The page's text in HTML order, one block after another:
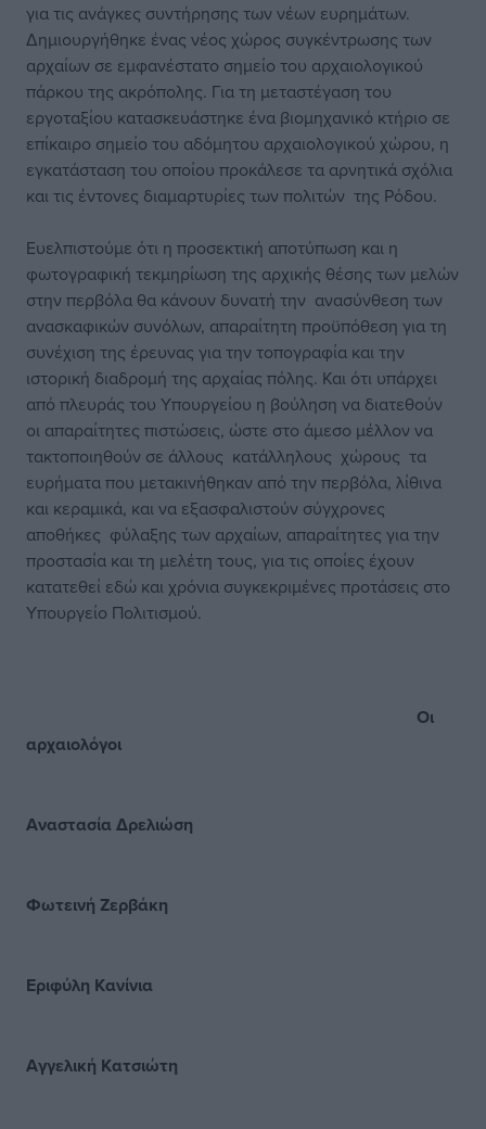
για τις ανάγκες συντήρησης των νέων ευρημάτων.
Δημιουργήθηκε ένας νέος χώρος συγκέντρωσης των
αρχαίων σε εμφανέστατο σημείο του αρχαιολογικού
πάρκου της ακρόπολης. Για τη μεταστέγαση του
εργοταξίου κατασκευάστηκε ένα βιομηχανικό κτήριο σε
επίκαιρο σημείο του αδόμητου αρχαιολογικού χώρου, η
εγκατάσταση του οποίου προκάλεσε τα αρνητικά σχόλια
και τις έντονες διαμαρτυρίες των πολιτών της Ρόδου.
Ευελπιστούμε ότι η προσεκτική αποτύπωση και η
φωτογραφική τεκμηρίωση της αρχικής θέσης των μελών
στην περβόλα θα κάνουν δυνατή την ανασύνθεση των
ανασκαφικών συνόλων, απαραίτητη προϋπόθεση για τη
συνέχιση της έρευνας για την τοπογραφία και την
ιστορική διαδρομή της αρχαίας πόλης. Και ότι υπάρχει
από πλευράς του Υπουργείου η βούληση να διατεθούν
οι απαραίτητες πιστώσεις, ώστε στο άμεσο μέλλον να
τακτοποιηθούν σε άλλους κατάλληλους χώρους τα
ευρήματα που μετακινήθηκαν από την περβόλα, λίθινα
και κεραμικά, και να εξασφαλιστούν σύγχρονες
αποθήκες φύλαξης των αρχαίων, απαραίτητες για την
προστασία και τη μελέτη τους, για τις οποίες έχουν
κατατεθεί εδώ και χρόνια συγκεκριμένες προτάσεις στο
Υπουργείο Πολιτισμού.
Οι
αρχαιολόγοι
Αναστασία Δρελιώση
Φωτεινή Ζερβάκη
Εριφύλη Κανίνια
Αγγελική Κατσιώτη